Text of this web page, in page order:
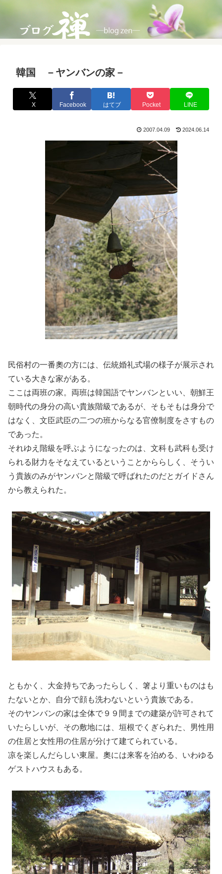
韓国 －ヤンバンの家－
X Facebook はてブ Pocket LINE
2007.04.09 2024.06.14
民俗村の一番奧の方には、伝統婚礼式場の様子が展示され
ている大きな家がある。
ここは両班の家。両班は韓国語でヤンバンといい、朝鮮王
朝時代の身分の高い貴族階級であるが、そもそもは身分で
はなく、文臣武臣の二つの班からなる官僚制度をさすもの
であった。
それゆえ階級を呼ぶようになったのは、文科も武科も受け
られる財力をそなえているということかららしく、そうい
う貴族のみがヤンバンと階級で呼ばれたのだとガイドさん
から教えられた。
ともかく、大金持ちであったらしく、箸より重いものはも
たないとか、自分で顔も洗わないという貴族である。
そのヤンバンの家は全体で９９間までの建築が許可されて
いたらしいが、その敷地には、垣根でくぎられた、男性用
の住居と女性用の住居が分けて建てられている。
凉を楽しんだらしい東屋。奧には来客を泊める、いわゆる
ゲストハウスもある。